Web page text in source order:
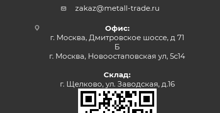
zakaz@metall-trade.ru
Офис:
г. Москва, Дмитровское шоссе, д 71
Б
г. Москва, Новоостаповская ул, 5с14
Склад:
г. Щелково, ул. Заводская, д.16